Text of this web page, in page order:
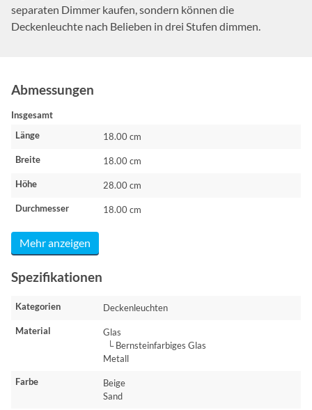
separaten Dimmer kaufen, sondern können die
Deckenleuchte nach Belieben in drei Stufen dimmen.
Abmessungen
Insgesamt
Länge
18.00 cm
Breite 18.00 cm
Höhe 28.00 cm
Durchmesser 18.00 cm
Mehr anzeigen
Spezifikationen
Kategorien Deckenleuchten
Material
Glas
└ Bernsteinfarbiges Glas
Metall
Farbe
Beige
Sand